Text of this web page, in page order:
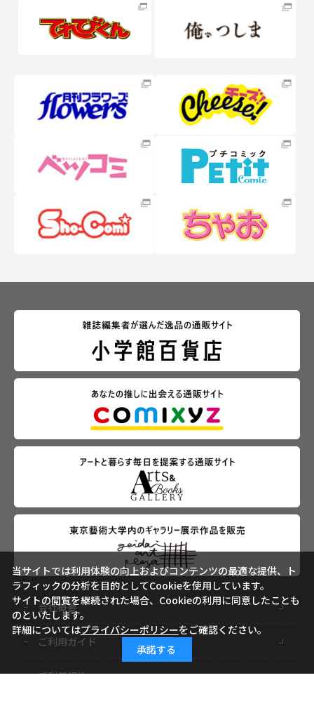
会社概要
ご利用ガイド
ご利用規約
当サイトでは利用体験の向上およびコンテンツの最適な提供、ト
ラフィックの分析を目的としてCookieを使用しています。
サイトの閲覧を継続された場合、Cookieの利用に同意したことも
のといたします。
詳細についてはプライバシーポリシーをご確認ください。
承諾する